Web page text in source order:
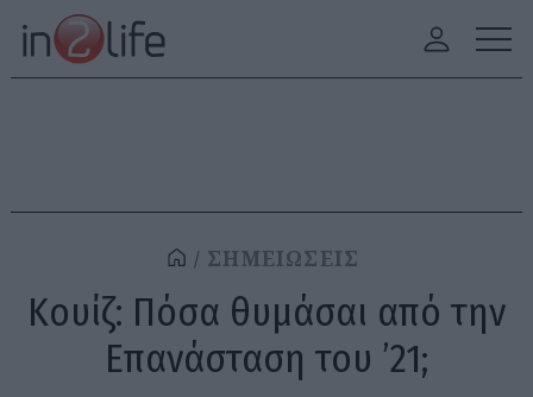
ΣΗΜΕΙΩΣΕΙΣ
Κουίζ: Πόσα θυμάσαι από την
Επανάσταση του ’21;